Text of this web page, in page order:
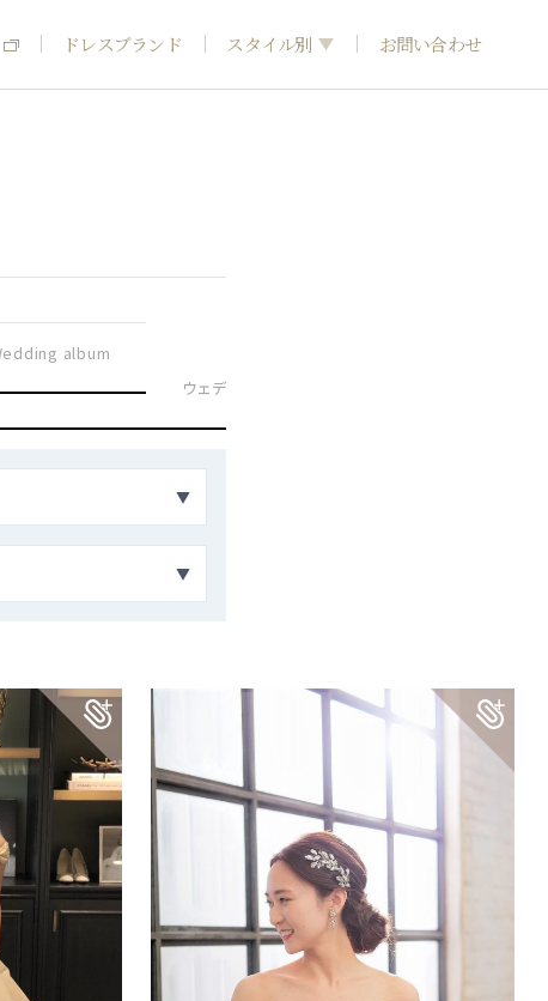
ドレスブランド スタイル別 お問い合わせ
album
ウェディングドレス